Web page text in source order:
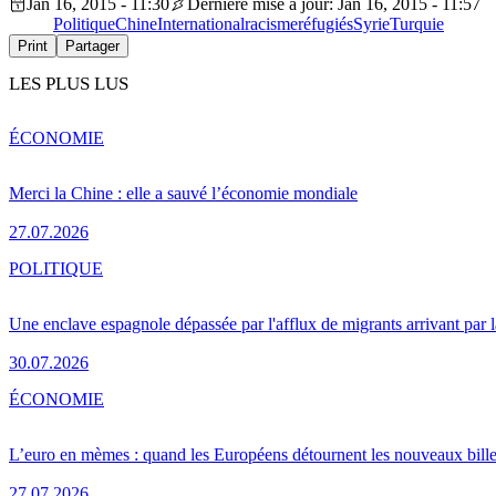
Jan 16, 2015 - 11:30
Dernière mise à jour: Jan 16, 2015 - 11:57
PolitiqueChineInternationalracismeréfugiésSyrieTurquie
Print Partager
LES PLUS LUS
Merci la Chine : elle a sauvé l’économie mondiale
27.07.2026
ÉCONOMIE
Une enclave espagnole dépassée par l'afflux de migrants arrivant par
30.07.2026
POLITIQUE
L’euro en mèmes : quand les Européens détournent les nouveaux
ÉCONOMIE